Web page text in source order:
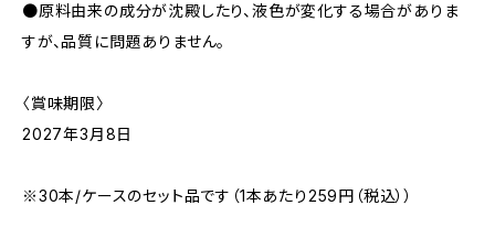
●原料由来の成分が沈殿したり、液色が変化する場合がありま
すが、品質に問題ありません。
〈賞味期限〉
2027年3月8日
※30本/ケースのセット品です（1本あたり259円（税込））